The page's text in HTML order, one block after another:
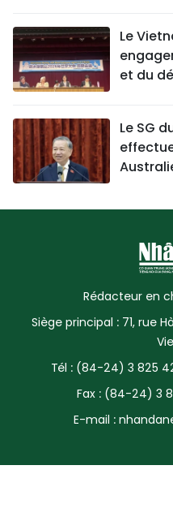
Le
et du
Le SG
Rédacteur en
Siège principal : 71, rue
Tél : (84-24) 3 825
Fax : (84-24) 3
E-mail :